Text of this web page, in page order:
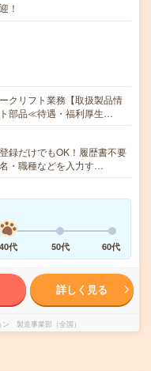
！
クリフト業務【取扱製品情
部品≪待遇・福利厚生…
録だけでもOK！履歴書不要
・職種などを入力す…
40代 50代 60代
詳しく見る
製造事業部（全国）